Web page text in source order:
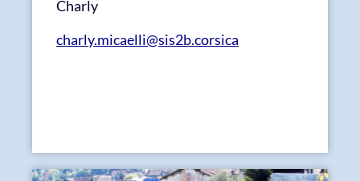
Charly
charly.micaelli@sis2b.corsica